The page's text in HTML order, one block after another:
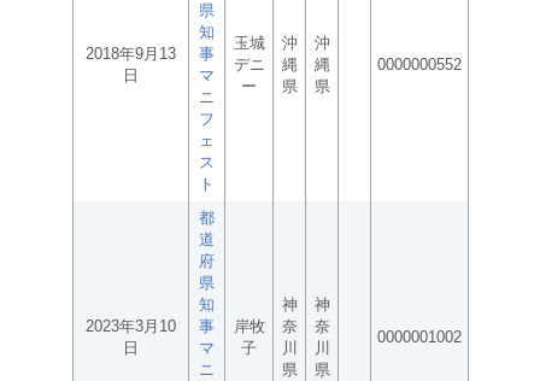
2018年9月13
日
県
知
事
マ
ニ
フ
ェ
ス
ト
玉城
デニ
ー
沖
縄
県
沖
縄
県
0000000552
2023年3月10
日
都
道
府
県
知
事
マ
ニ
岸牧
子
神
奈
川
県
神
奈
川
県
0000001002